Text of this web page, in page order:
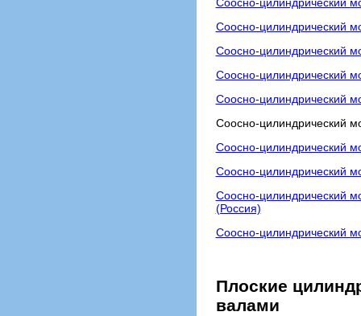
Соосно-цилиндрический
Соосно-цилиндрический
Соосно-цилиндрический
Соосно-цилиндрический
Соосно-цилиндрический
Соосно-цилиндрический
Соосно-цилиндрический
Соосно-
(Россия)
Соосно-цилиндрический
Плоские
валами